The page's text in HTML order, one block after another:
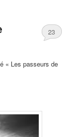
23
« Les passeurs de